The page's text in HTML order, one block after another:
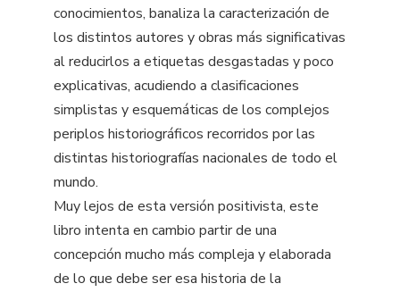
conocimientos, banaliza la caracterización de
los distintos autores y obras más significativas
al reducirlos a etiquetas desgastadas y poco
explicativas, acudiendo a clasificaciones
simplistas y esquemáticas de los complejos
periplos historiográficos recorridos por las
distintas historiografías nacionales de todo el
mundo.
Muy lejos de esta versión positivista, este
libro intenta en cambio partir de una
concepción mucho más compleja y elaborada
de lo que debe ser esa historia de la